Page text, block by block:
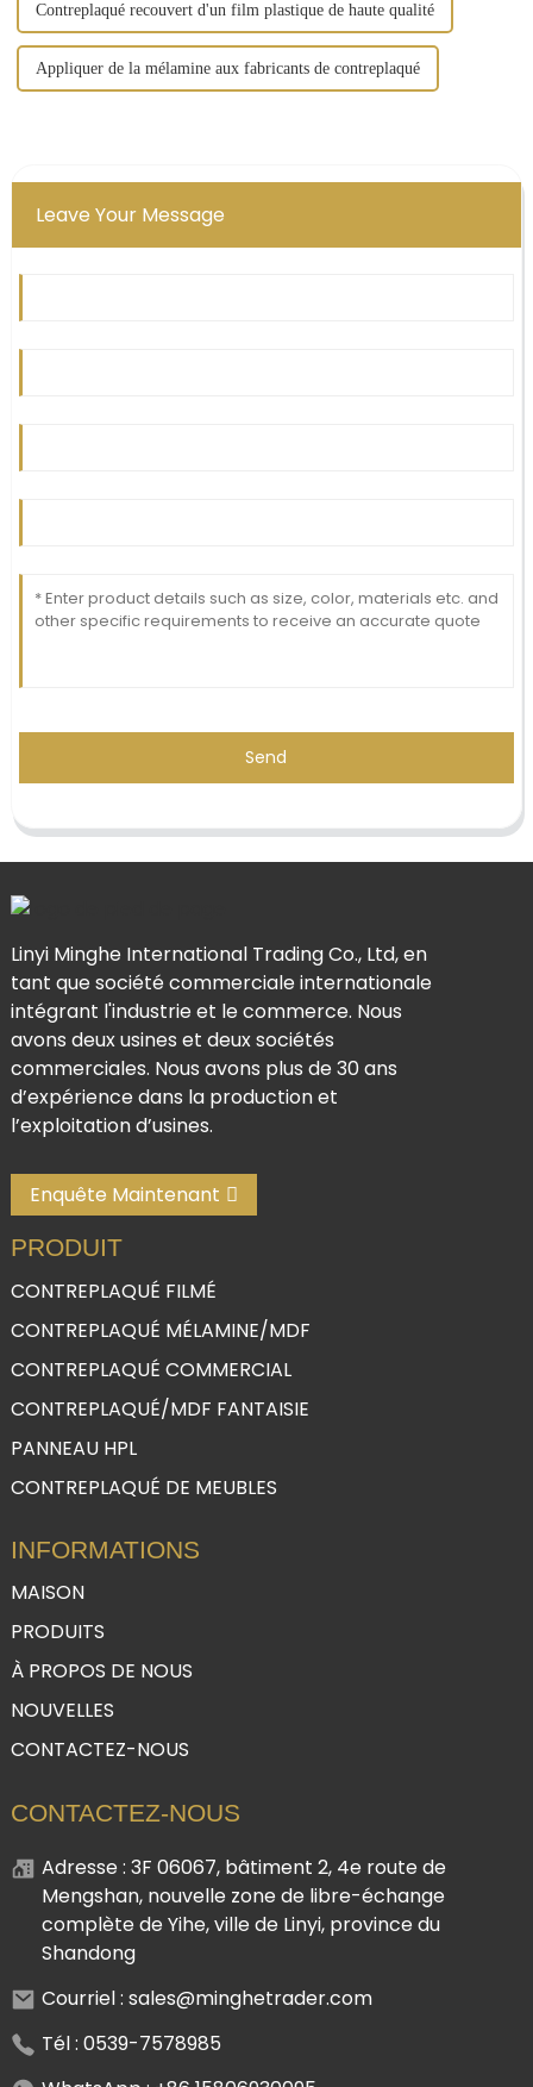
Contreplaqué recouvert d'un film plastique de haute qualité
Appliquer de la mélamine aux fabricants de contreplaqué
Leave Your Message
Send
Linyi Minghe International Trading Co., Ltd, en
tant que société commerciale internationale
intégrant l'industrie et le commerce. Nous
avons deux usines et deux sociétés
commerciales. Nous avons plus de 30 ans
d’expérience dans la production et
l’exploitation d’usines.
Enquête Maintenant
PRODUIT
CONTREPLAQUÉ FILMÉ
CONTREPLAQUÉ MÉLAMINE/MDF
CONTREPLAQUÉ COMMERCIAL
CONTREPLAQUÉ/MDF FANTAISIE
PANNEAU HPL
CONTREPLAQUÉ DE MEUBLES
INFORMATIONS
MAISON
PRODUITS
À PROPOS DE NOUS
NOUVELLES
CONTACTEZ-NOUS
CONTACTEZ-NOUS
Adresse : 3F 06067, bâtiment 2, 4e route de
Mengshan, nouvelle zone de libre-échange
complète de Yihe, ville de Linyi, province du
Shandong
Courriel : sales@minghetrader.com
Tél : 0539-7578985